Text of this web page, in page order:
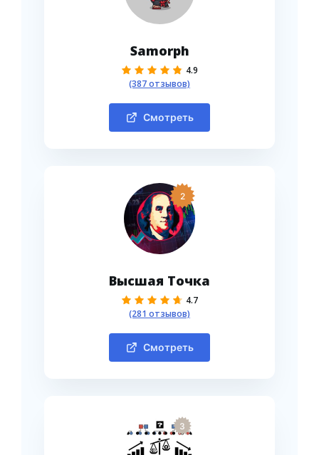
Samorph
4.9
(387 отзывов)
Смотреть
2
Высшая Точка
4.7
(281 отзывов)
Смотреть
3